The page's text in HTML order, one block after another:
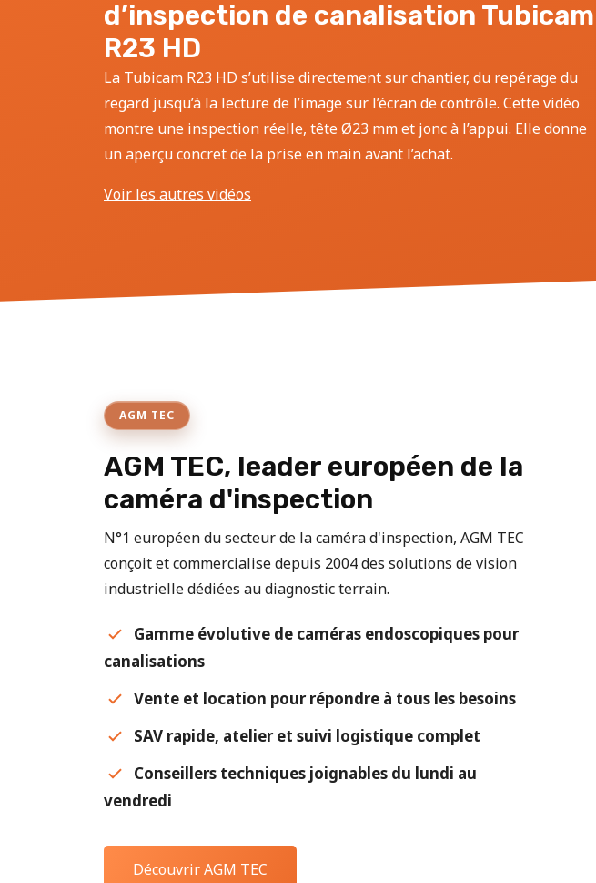
d’inspection de canalisation Tubicam
R23 HD
La Tubicam R23 HD s’utilise directement sur chantier, du repérage du
regard jusqu’à la lecture de l’image sur l’écran de contrôle. Cette vidéo
montre une inspection réelle, tête Ø23 mm et jonc à l’appui. Elle donne
un aperçu concret de la prise en main avant l’achat.
Voir les autres vidéos
AGM TEC
AGM TEC, leader européen de la
caméra d'inspection
N°1 européen du secteur de la caméra d'inspection, AGM TEC
conçoit et commercialise depuis 2004 des solutions de vision
industrielle dédiées au diagnostic terrain.
Gamme évolutive de caméras endoscopiques pour
canalisations
Vente et location pour répondre à tous les besoins
SAV rapide, atelier et suivi logistique complet
Conseillers techniques joignables du lundi au
vendredi
Découvrir AGM TEC